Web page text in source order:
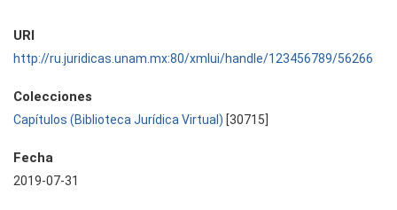
URI
http://ru.juridicas.unam.mx:80/xmlui/handle/123456789/56266
Colecciones
Capítulos (Biblioteca Jurídica Virtual) [30715]
Fecha
2019-07-31